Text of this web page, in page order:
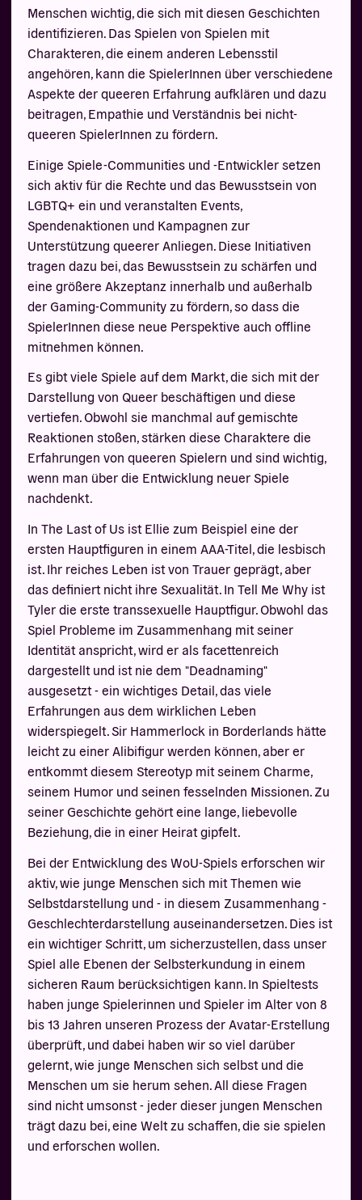
Menschen wichtig, die sich mit diesen Geschichten
identifizieren. Das Spielen von Spielen mit
Charakteren, die einem anderen Lebensstil
angehören, kann die SpielerInnen über verschiedene
Aspekte der queeren Erfahrung aufklären und dazu
beitragen, Empathie und Verständnis bei nicht-
queeren SpielerInnen zu fördern.
Einige Spiele-Communities und -Entwickler setzen
sich aktiv für die Rechte und das Bewusstsein von
LGBTQ+ ein und veranstalten Events,
Spendenaktionen und Kampagnen zur
Unterstützung queerer Anliegen. Diese Initiativen
tragen dazu bei, das Bewusstsein zu schärfen und
eine größere Akzeptanz innerhalb und außerhalb
der Gaming-Community zu fördern, so dass die
SpielerInnen diese neue Perspektive auch offline
mitnehmen können.
Es gibt viele Spiele auf dem Markt, die sich mit der
Darstellung von Queer beschäftigen und diese
vertiefen. Obwohl sie manchmal auf gemischte
Reaktionen stoßen, stärken diese Charaktere die
Erfahrungen von queeren Spielern und sind wichtig,
wenn man über die Entwicklung neuer Spiele
nachdenkt.
In The Last of Us ist Ellie zum Beispiel eine der
ersten Hauptfiguren in einem AAA-Titel, die lesbisch
ist. Ihr reiches Leben ist von Trauer geprägt, aber
das definiert nicht ihre Sexualität. In Tell Me Why ist
Tyler die erste transsexuelle Hauptfigur. Obwohl das
Spiel Probleme im Zusammenhang mit seiner
Identität anspricht, wird er als facettenreich
dargestellt und ist nie dem "Deadnaming"
ausgesetzt - ein wichtiges Detail, das viele
Erfahrungen aus dem wirklichen Leben
widerspiegelt. Sir Hammerlock in Borderlands hätte
leicht zu einer Alibifigur werden können, aber er
entkommt diesem Stereotyp mit seinem Charme,
seinem Humor und seinen fesselnden Missionen. Zu
seiner Geschichte gehört eine lange, liebevolle
Beziehung, die in einer Heirat gipfelt.
Bei der Entwicklung des WoU-Spiels erforschen wir
aktiv, wie junge Menschen sich mit Themen wie
Selbstdarstellung und - in diesem Zusammenhang -
Geschlechterdarstellung auseinandersetzen. Dies ist
ein wichtiger Schritt, um sicherzustellen, dass unser
Spiel alle Ebenen der Selbsterkundung in einem
sicheren Raum berücksichtigen kann. In Spieltests
haben junge Spielerinnen und Spieler im Alter von 8
bis 13 Jahren unseren Prozess der Avatar-Erstellung
überprüft, und dabei haben wir so viel darüber
gelernt, wie junge Menschen sich selbst und die
Menschen um sie herum sehen. All diese Fragen
sind nicht umsonst - jeder dieser jungen Menschen
trägt dazu bei, eine Welt zu schaffen, die sie spielen
und erforschen wollen.